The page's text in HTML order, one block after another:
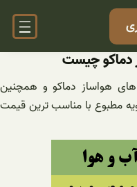
دماکو چیست
های هواساز دماکو و همچنین
مطبوع با مناسب ترین قیمت